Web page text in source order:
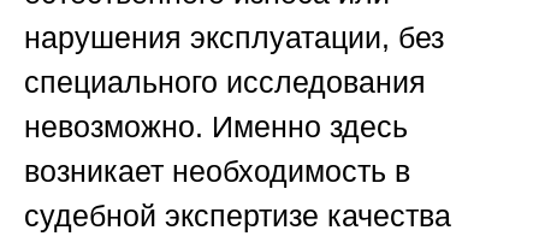
нарушения эксплуатации, без
специального исследования
невозможно. Именно здесь
возникает необходимость в
судебной экспертизе качества